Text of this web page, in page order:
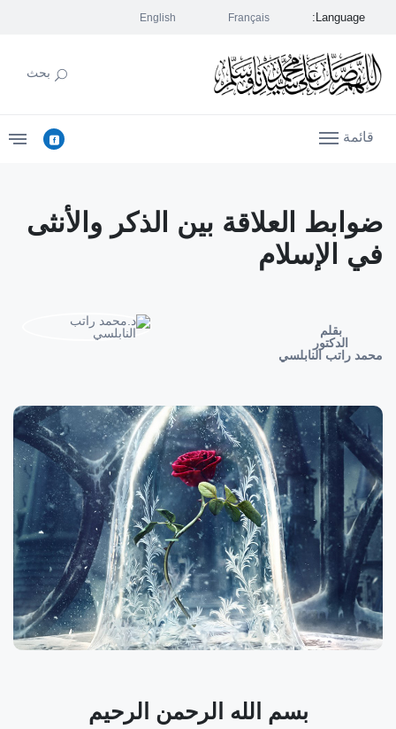
Language:
English Français
بحث
قائمة
ضوابط العلاقة بين الذكر والأنثى
في الإسلام
بقلم
الدكتور
محمد راتب النابلسي
بسم الله الرحمن الرحيم